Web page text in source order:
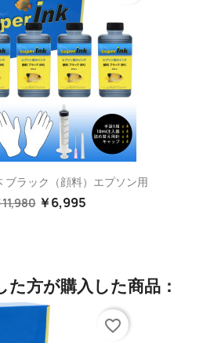
ブラック（顔料）エプソン用
￥6,995
た方が購入した商品：
favorite_border